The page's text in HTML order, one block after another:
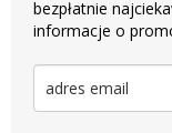
bezpłatnie
informacje o